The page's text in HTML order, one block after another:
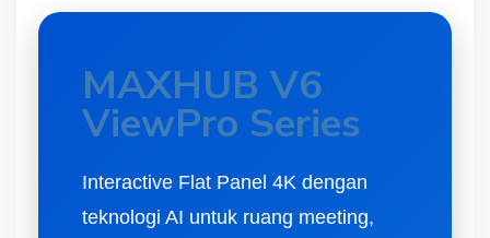
MAXHUB V6
ViewPro Series
Interactive Flat Panel 4K dengan
teknologi AI untuk ruang meeting,